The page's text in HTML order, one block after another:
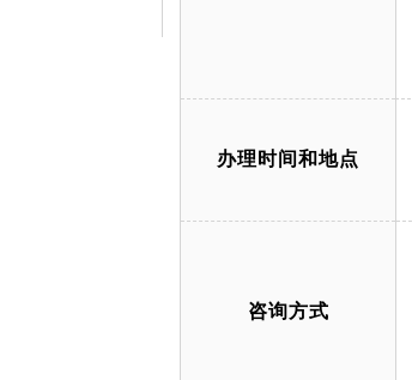
办理时间和地点
咨询方式